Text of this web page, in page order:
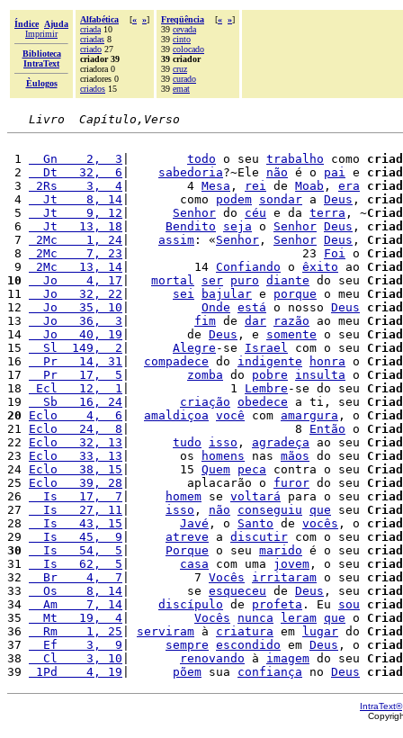
Índice
Ajuda
Imprimir
Biblioteca
IntraText
Èulogos
Alfabética [« »]
criada 10
criadas 8
criado 27
criador 39
criadora 0
criadores 0
criados 15
Freqüência [« »]
39 cevada
39 cinto
39 colocado
39 criador
39 cruz
39 curado
39 emat
Livro  Capítulo,Verso
1
  Gn    2,  3
todo o seu trabalho como
2
  Dt   32,  6
sabedoria?~Ele não é o pai e
3
2Rs    3,  4 |        4 Mesa , rei de Moab , era
4
  Jt    8, 14
|       como podem sondar a Deus ,
5
  Jt    9, 12
Senhor do céu e da terra , ~
6
  Jt   13, 18
Bendito seja o Senhor Deus ,
7
2Mc    1, 24 assim : «Senhor , Senhor Deus ,
8
2Mc    7, 23 |                        23 Foi o
9
2Mc   13, 14 |         14 Confiando o êxito ao
10
  Jo    4, 17
mortal ser puro diante do seu
11
  Jo   32, 22
sei bajular e porque o meu
12
  Jo   35, 10
Onde está o nosso Deus
13
  Jo   36,  3
fim de dar razão ao meu
14
  Jo   40, 19
|        de Deus , e somente o seu
15
  Sl  149,  2
Alegre -se Israel com o seu
16
  Pr   14, 31
compadece do indigente honra o
17
  Pr   17,  5
zomba do pobre insulta o
18
Ecl   12,  1 |              1 Lembre -se do seu
19
  Sb   16, 24
criação obedece a ti, seu
20
Eclo    4,  6 amaldiçoa você com amargura , o
21 Eclo   24,  8 |                       8 Então o
22 Eclo   32, 13 tudo isso , agradeça ao seu
23 Eclo   33, 13 |       os homens nas mãos do seu
24 Eclo   38, 15 |       15 Quem peca contra o seu
25 Eclo   39, 28 |        aplacarão o furor do seu
26
  Is   17,  7
homem se voltará para o seu
27
  Is   27, 11
isso , não conseguiu que seu
28
  Is   43, 15
Javé , o Santo de vocês , o
29
  Is   45,  9
atreve a discutir com o seu
30
  Is   54,  5
Porque o seu marido é o seu
31
  Is   62,  5
casa com uma jovem , o seu
32
  Br    4,  7
|         7 Vocês irritaram o seu
33
  Os    8, 14
|        se esqueceu de Deus , seu
34
  Am    7, 14
discípulo de profeta . Eu sou
35
  Mt   19,  4
Vocês nunca leram que o
36
  Rm    1, 25
serviram à criatura em lugar do
37
  Ef    3,  9
sempre escondido em Deus , o
38
  Cl    3, 10
renovando à imagem do seu
39
1Pd    4, 19 põem sua confiança no Deus
IntraText®